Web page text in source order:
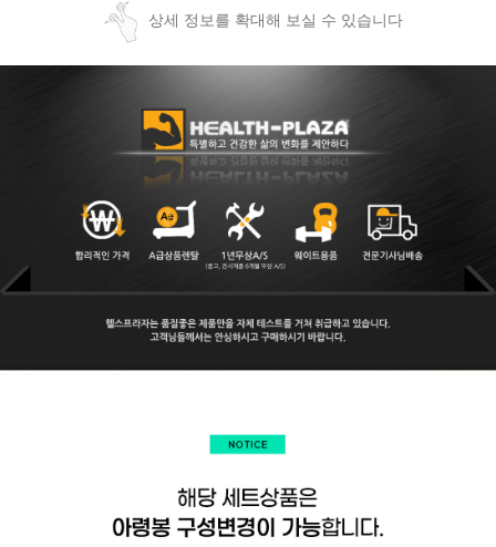
상세 정보를 확대해 보실 수 있습니다